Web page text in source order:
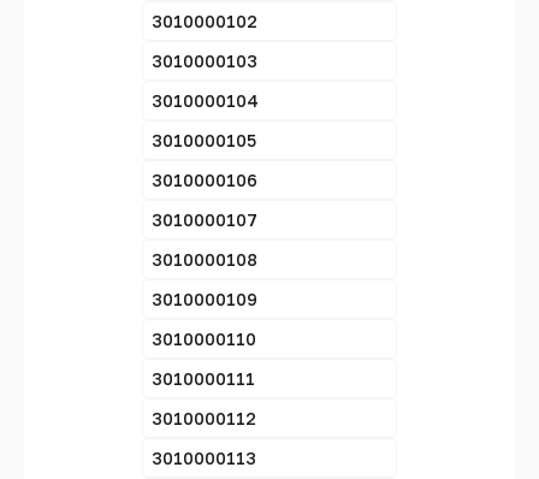
3010000102
3010000103
3010000104
3010000105
3010000106
3010000107
3010000108
3010000109
3010000110
3010000111
3010000112
3010000113